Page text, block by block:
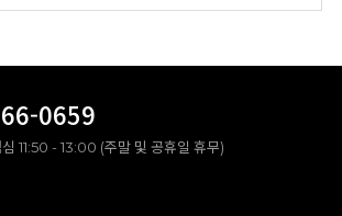
0659
11:50 - 13:00 (주말 및 공휴일 휴무)